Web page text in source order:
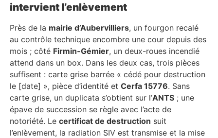
intervient l’enlèvement
Près de la mairie d’Aubervilliers, un fourgon recalé
au contrôle technique encombre une cour depuis des
mois ; côté Firmin-Gémier, un deux-roues incendié
attend dans un box. Dans les deux cas, trois pièces
suffisent : carte grise barrée « cédé pour destruction
le [date] », pièce d’identité et Cerfa 15776. Sans
carte grise, un duplicata s’obtient sur l’ANTS ; une
épave de succession se règle avec l’acte de
notoriété. Le certificat de destruction suit
l’enlèvement, la radiation SIV est transmise et la mise